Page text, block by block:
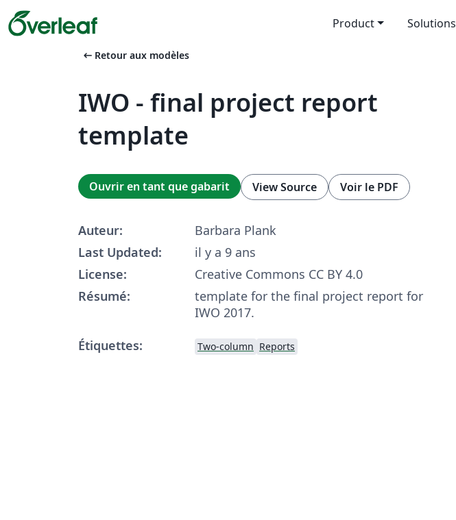
Product Solutions
arrow_left_alt Retour aux modèles
IWO - final project report
template
Ouvrir en tant que gabarit View Source Voir le PDF
Auteur:
Barbara Plank
Last Updated:
il y a 9 ans
License:
Creative Commons CC BY 4.0
Résumé:
template for the final project report for
IWO 2017.
Étiquettes:
Two-column Reports